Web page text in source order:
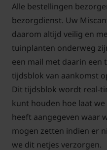
tegen droogte?
Miscanthus sinensis
goed tegen korte
den duur is het wel
gaan geven. Miscanthus
graag in een bodem die
humusrijk is. Als
wordt dan zult u in de
moeten bij geven.
Alle bestellingen
bezorgdienst. Uw
daarom altijd veilig en
tuinplanten onderweg
een mail met daarin een
tijdsblok van aankomst
Dit tijdsblok wordt real-
kunt houden hoe laat
heeft aangegeven waar
mogen zetten indien er
we dit netjes verzorgen.